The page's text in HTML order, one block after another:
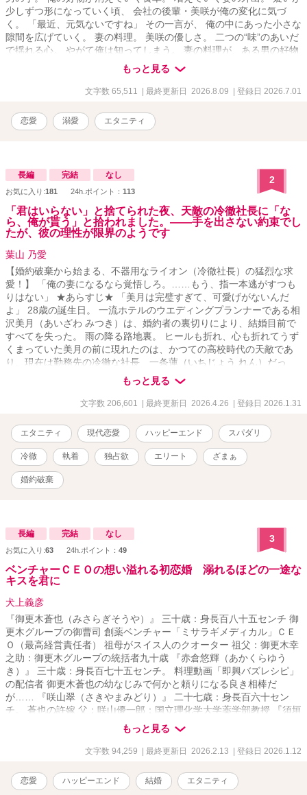
少しずつ形になっていく頃、 会社の後輩・美咲が俺の変化に気づ
く。 「最近、元気ないですね」 その一言が、 俺の中にあった小さな
隙間を広げていく。 妻の料理。 美咲の優しさ。 二つの“味”のあいだ
で揺れる心。 やがて俺は知ってしまう。 妻の料理が、ある男の好物
と完全に一致していることを。 そして気づく。 秘密を抱えているの
は、妻だけではないということに――。 互いに何も言わないまま、
それでも同じ食卓に座り続ける夫婦。 これは、 真実を語らないまま
もっと見る
文字数 65,511 | 最終更新日 2026.8.09 | 登録日 2026.7.01
恋愛 溺愛 エタニティ
長編 完結 なし
お気に入り:181 24h.ポイント： 113
2
「君はいらない」と捨てられた夜、天敵の冷徹社長に「な
ら、俺が貰う」と拾われました。――手を出さない約束でし
たが、彼の理性が限界のようです
葉山 乃愛
【婚約破棄から始まる、不器用なライオン（冷徹社長）の猛烈な求
愛！】 「俺の妻になるなら覚悟しろ。……もう、指一本逃がすつも
りはない」 ★あらすじ★ 「美月は完璧すぎて、可愛げがないんだ
よ」 28歳の誕生日。 一流ホテルのウエディングプランナーである相
沢美月（あいざわ みつき）は、婚約者の裏切りにより、結婚目前で
すべてを失った。 雨の降る路地裏。 ヒールも折れ、心も折れてうず
くまっていた美月の前に現れたのは、かつての高校時代の天敵であ
り、現在は勤務先の冷徹な社長 一条蓮（いちじょう れん）だっ
た。 「捨て猫以下だな」 そう憎まれ口を叩きながらも、彼は泥だら
けの美月を躊躇なく抱き上げ、最高級ペントハウスへと連れ帰る。
そして、彼が突きつけたのは、あまりにも強引な提案だった。 「住
役を演じろ」 利害の一致した契約関係。 条件は「お互いに干渉しな
いこと」、そして「決して手を出さないこと」。 ……のはずだった
のに。 「髪、濡れたままだと風邪を引く」 「あんな男のために泣く
な。顔が台無しだ」 同居生活で見えてきたのは、冷徹な仮面の下に
隠された、不器用すぎるほどの優しさと独占欲。 美月が作った手料
理を誰よりも美味しそうに食べ、元婚約者が復縁を迫ってくれば
る雷雨の夜。 美月が不用意に彼に触れた瞬間、一条の理性のタガが
外れてしまい――。 「……手を出さない約束？ 撤回だ」 「そんな無
防備な顔で見つめて、何もしないでいられるほど、俺は聖人君子じ
ゃない」 10年越しの片思いをこじらせたハイスペック社長 × 仕事熱
心で恋愛に臆病なプランナー。 契約から始まった二人の関係が、本
物の愛（溺愛）に変わるまで。 元婚約者への痛快な「ざまぁ」も収
録した、極上の大人のシンデレラストーリー！ 【登場人物】 ◆相沢
美月（28） ホテルの敏腕ウエディングプランナー。真面目でお人好
しな性格が災いし、「つまらない女」と婚約破棄される。実は家事
万能で、酔うと少しだけ甘えん坊になる（本人は無自覚）。 ◆一条
蓮（28） ホテルグループの社長。美貌と才覚を併せ持つが、他人に
興味を示さないため「氷の貴公子」と呼ばれる。実は高校時代から
美月を一途に想い続けており、彼女のこととなると冷静さを失う。
もっと見る
文字数 206,601 | 最終更新日 2026.4.26 | 登録日 2026.1.31
エタニティ 現代恋愛 ハッピーエンド スパダリ
冷徹 執着 独占欲 エリート ざまぁ
婚約破棄
長編 完結 なし
お気に入り:63 24h.ポイント： 49
3
ベンチャーＣＥＯの想い溢れる初恋婚 溺れるほどの一途な
キスを君に
犬上義彦
『御更木蒼也（みさらぎそうや）』 三十歳：身長百八十五センチ 御
更木グループの御曹司 創薬ベンチャー「ミサラギメディカル」ＣＥ
Ｏ（最高経営責任者） 祖母がスイス人のクオーター 祖父：御更木幸
之助：御更木グループの統括者九十歳 『赤倉悠輝（あかくらゆう
き）』 三十歳：身長百七十五センチ。 料理動画「即興バズレシピ」
の配信者 御更木蒼也の幼なじみで何かと頼りになる良き相棒だ
が…… 『咲山翠（さきやまみどり）』 二十七歳：身長百六十セン
チ。 蒼也の許嫁 父：咲山優一郎：国立理化学大学薬学部教授 『須垣
陸（すがきりく）』 三十四歳：百億円の資金を動かすネット投資家
＊＊＊＊＊＊＊＊＊＊＊＊＊＊＊＊＊＊＊＊＊＊＊＊＊＊ 幼稚園教
諭の咲山翠は 御更木グループの御曹司と 幼い頃に知り合い、 彼の祖
業の経営で忙しく すれ違いが続いていた ある日、蒼也が迎えに来
て、 余命宣告された祖父のために すぐに偽装結婚をしてくれと頼ま
もっと見る
文字数 94,259 | 最終更新日 2026.2.13 | 登録日 2026.1.12
恋愛 ハッピーエンド 結婚 エタニティ